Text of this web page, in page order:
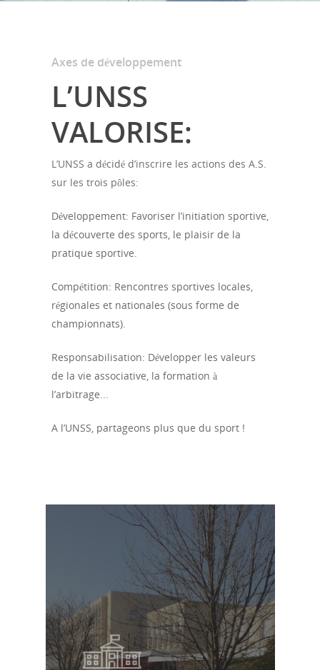
Axes de développement
L’UNSS
VALORISE:
L’UNSS a décidé d’inscrire les actions des A.S.
sur les trois pôles:
Développement: Favoriser l’initiation sportive,
la découverte des sports, le plaisir de la
pratique sportive.
Compétition: Rencontres sportives locales,
régionales et nationales (sous forme de
championnats).
Responsabilisation: Développer les valeurs
de la vie associative, la formation à
l’arbitrage...
A l’UNSS, partageons plus que du sport !
Accueil
Le collège
Les installations
Le personnel
L’ UNSS
Le mot du Principal
Règlement intérieur
Vie du
Menus